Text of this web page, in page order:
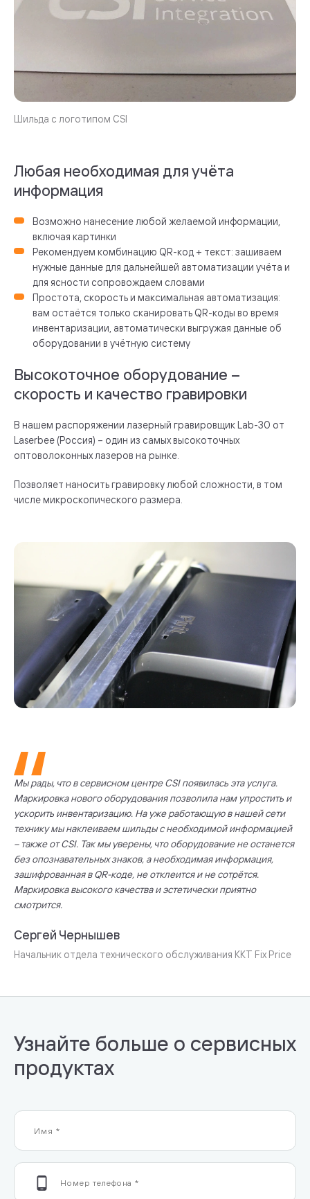
Любая необходимая для учёта
информация
Возможно нанесение любой желаемой информации,
включая картинки
Рекомендуем комбинацию QR-код + текст: зашиваем
нужные данные для дальнейшей автоматизации учёта и
для ясности сопровождаем словами
Простота, скорость и максимальная автоматизация:
вам остаётся только сканировать QR-коды во время
инвентаризации, автоматически выгружая данные об
оборудовании в учётную систему
Высокоточное оборудование –
скорость и качество гравировки
В нашем распоряжении лазерный гравировщик Lab-30 от
Laserbee (Россия) – один из самых высокоточных
оптоволоконных лазеров на рынке.
Позволяет наносить гравировку любой сложности, в том
числе микроскопического размера.
Мы рады, что в сервисном центре CSI появилась эта услуга.
Маркировка нового оборудования позволила нам упростить и
ускорить инвентаризацию. На уже работающую в нашей сети
технику мы наклеиваем шильды с необходимой информацией
– также от CSI. Так мы уверены, что оборудование не останется
без опознавательных знаков, а необходимая информация,
зашифрованная в QR-коде, не отклеится и не сотрётся.
Маркировка высокого качества и эстетически приятно
смотрится.
Сергей Чернышев
Начальник отдела технического обслуживания ККТ Fix Price
Узнайте больше о сервисных
продуктах